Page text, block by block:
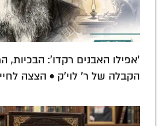
'אפילו האבנים רקדו': הבכיות,
הקבלה של ר' לוי'ק • הצצה